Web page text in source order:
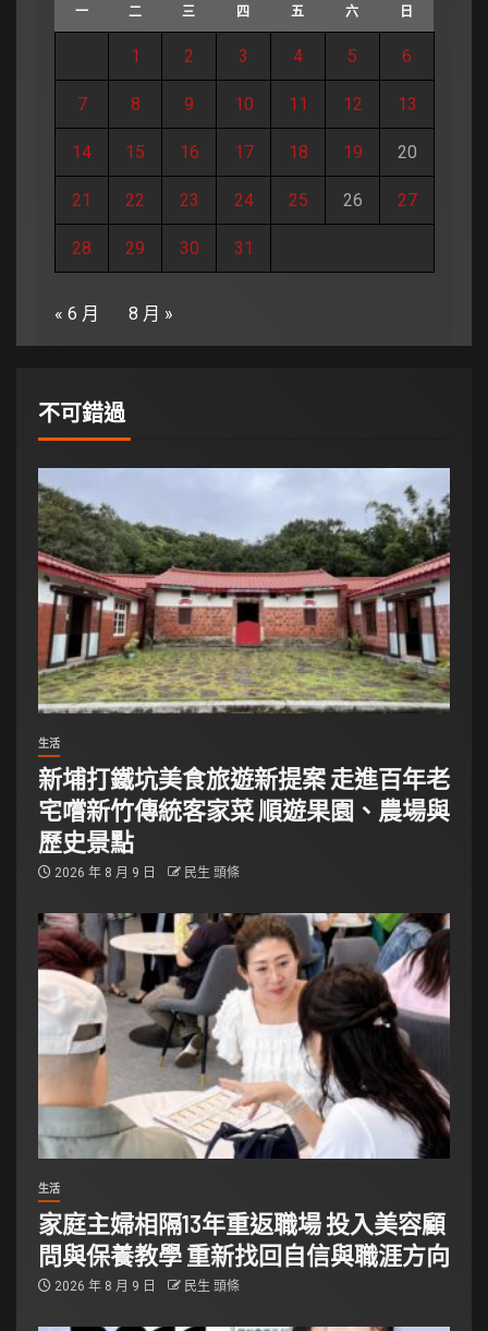
一 二 三 四 五 六 日
1 2 3 4 5 6
7 8 9 10 11 12 13
14 15 16 17 18 19 20
21 22 23 24 25 26 27
28 29 30 31
« 6 月 8 月 »
不可錯過
生活
新埔打鐵坑美食旅遊新提案 走進百年老
宅嚐新竹傳統客家菜 順遊果園、農場與
歷史景點
2026 年 8 月 9 日 民生 頭條
生活
家庭主婦相隔13年重返職場 投入美容顧
問與保養教學 重新找回自信與職涯方向
2026 年 8 月 9 日 民生 頭條